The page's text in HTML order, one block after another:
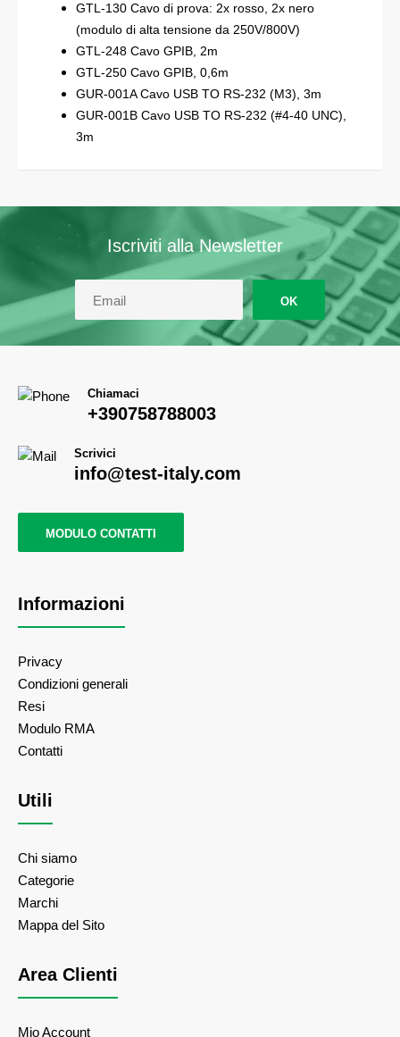
GTL-130 Cavo di prova: 2x rosso, 2x nero
(modulo di alta tensione da 250V/800V)
GTL-248 Cavo GPIB, 2m
GTL-250 Cavo GPIB, 0,6m
GUR-001A Cavo USB TO RS-232 (M3), 3m
GUR-001B Cavo USB TO RS-232 (#4-40 UNC),
3m
Iscriviti alla Newsletter
OK
Chiamaci
+390758788003
Scrivici
info@test-italy.com
MODULO CONTATTI
Informazioni
Privacy
Condizioni generali
Resi
Modulo RMA
Contatti
Utili
Chi siamo
Categorie
Marchi
Mappa del Sito
Area Clienti
Mio Account